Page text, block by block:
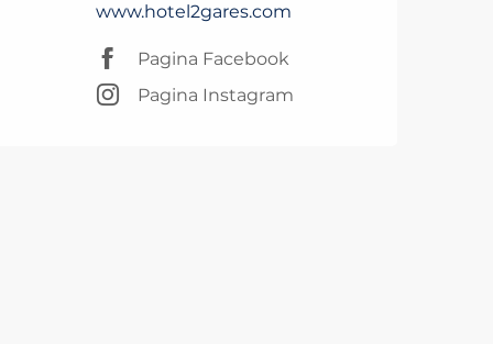
www.hotel2gares.com
Pagina Facebook
Pagina Instagram